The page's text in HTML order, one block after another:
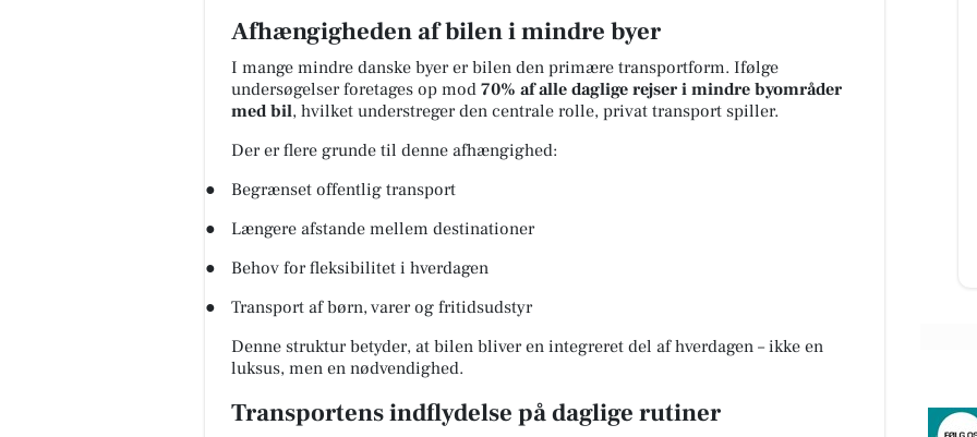
Afhængigheden af bilen i mindre byer
I mange mindre danske byer er bilen den primære transportform. Ifølge
undersøgelser foretages op mod 70% af alle daglige rejser i mindre byområder
med bil, hvilket understreger den centrale rolle, privat transport spiller.
Der er flere grunde til denne afhængighed:
●
Begrænset offentlig transport
●
Længere afstande mellem destinationer
●
Behov for fleksibilitet i hverdagen
●
Transport af børn, varer og fritidsudstyr
Denne struktur betyder, at bilen bliver en integreret del af hverdagen – ikke en
luksus, men en nødvendighed.
Transportens indflydelse på daglige rutiner
Møblér med Kumo
Holstebro
Mere komfort? Det kan du tilvælge
med Stamford 🛋️ Sammensæt din
og hverdagen - med muli...
Åbn opslaget
Kumo Outlet